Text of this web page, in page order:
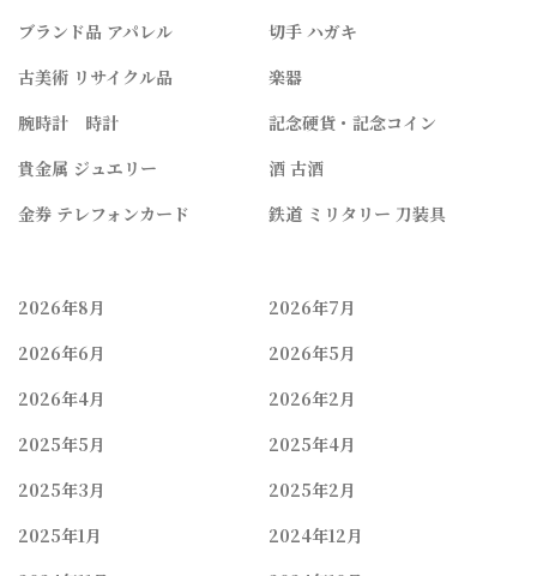
ブランド品 アパレル
切手 ハガキ
古美術 リサイクル品
楽器
腕時計 時計
記念硬貨・記念コイン
貴金属 ジュエリー
酒 古酒
金券 テレフォンカード
鉄道 ミリタリー 刀装具
2026年8月
2026年7月
2026年6月
2026年5月
2026年4月
2026年2月
2025年5月
2025年4月
2025年3月
2025年2月
2025年1月
2024年12月